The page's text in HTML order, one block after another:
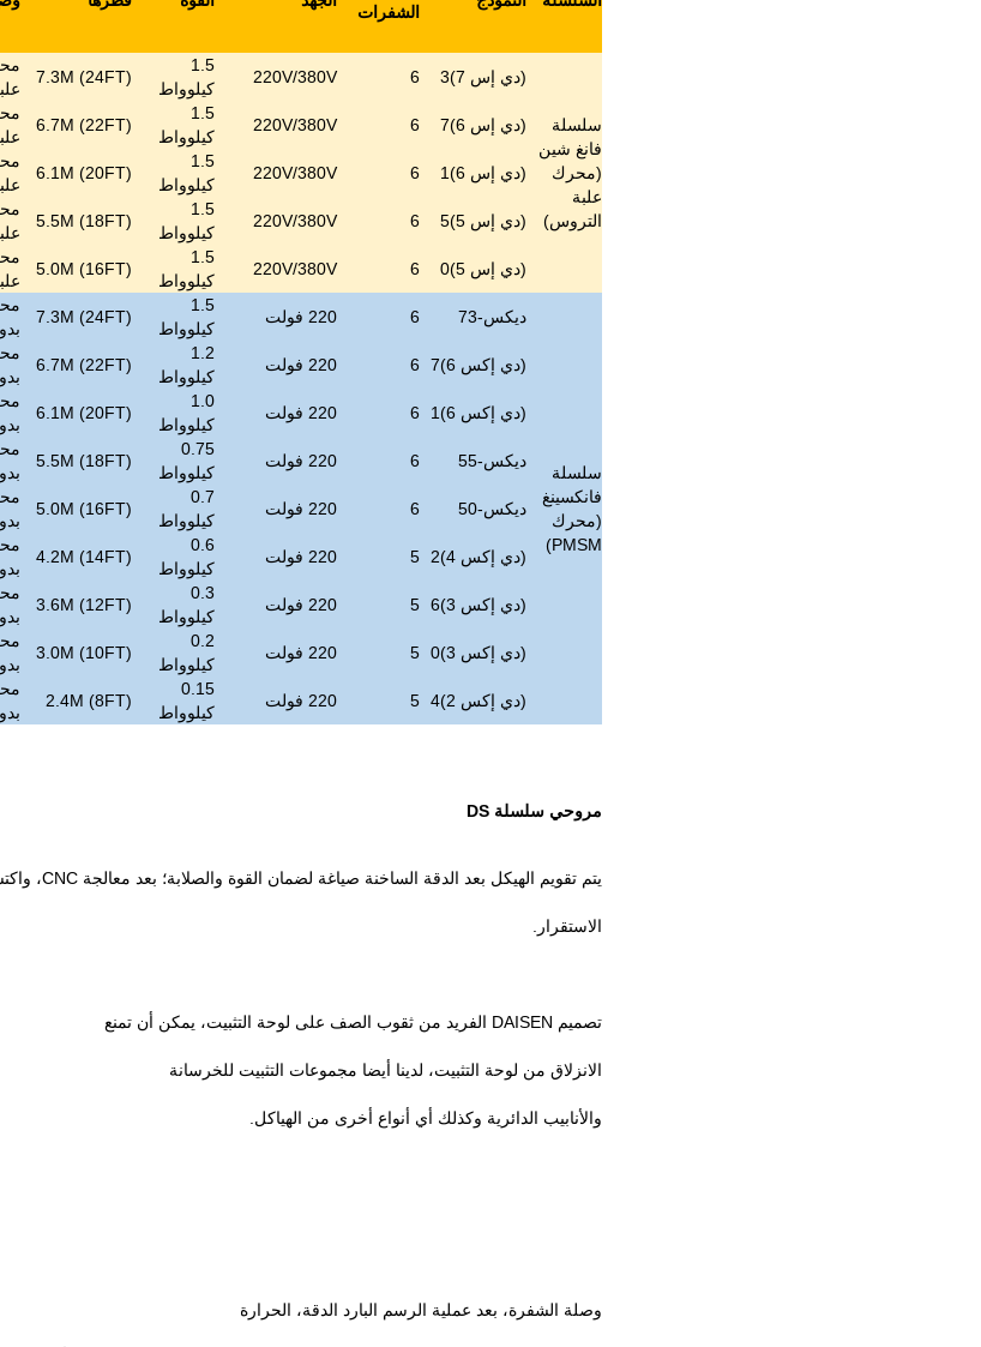
الشفرات
سلسلة
فانغ شين
(محرك
علبة
التروس)
(دي إس 7)3 6
220V/380V
1.5
كيلوواط
7.3M (24FT)
(دي إس 6)7
6
220V/380V
1.5
كيلوواط
6.7M (22FT)
(دي إس 6)1
6
220V/380V
1.5
كيلوواط
6.1M (20FT)
(دي إس 5)5
6
220V/380V
1.5
كيلوواط
5.5M (18FT)
(دي إس 5)0
6
220V/380V
1.5
كيلوواط
5.0M (16FT)
سلسلة
فانكسينغ
(محرك
PMSM)
ديكس-73 6 220 فولت
1.5
كيلوواط
7.3M (24FT)
(دي إكس 6)7
6 220 فولت
1.2
كيلوواط
6.7M (22FT)
(دي إكس 6)1
6 220 فولت
1.0
كيلوواط
6.1M (20FT)
ديكس-55 6 220 فولت
0.75
كيلوواط
5.5M (18FT)
ديكس-50 6 220 فولت
0.7
كيلوواط
5.0M (16FT)
(دي إكس 4)2 5 220 فولت
0.6
كيلوواط
4.2M (14FT)
(دي إكس 3)6 5 220 فولت
0.3
كيلوواط
3.6M (12FT)
(دي إكس 3)0 5 220 فولت
0.2
كيلوواط
3.0M (10FT)
(دي إكس 2)4 5 220 فولت
0.15
كيلوواط
2.4M (8FT)
مروحي سلسلة DS
يتم تقويم الهيكل بعد الدقة الساخنة صياغة لضمان القوة والصلابة؛ بعد معالجة CNC، واكتشافات توازن ديناميكية تنفذ لضمان أفضل
الاستقرار.
تصميم DAISEN الفريد من ثقوب الصف على لوحة التثبيت، يمكن أن تمنع
الانزلاق من لوحة التثبيت، لدينا أيضا مجموعات التثبيت للخرسانة
والأنابيب الدائرية وكذلك أي أنواع أخرى من الهياكل.
وصلة الشفرة، بعد عملية الرسم البارد الدقة، الحرارة